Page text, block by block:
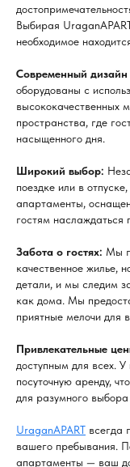
Выбирая
необходимое
Современный
оборудованы с
высококачественных
пространства, где
насыщенного дня.
Широкий выбор:
поездке или в
апартаменты,
гостям наслаждаться
Забота о гостях: Мы
качественное жилье,
детали, и мы следим
как дома. Мы
приятные мелочи для
Привлекательные
доступным для всех.
посуточную аренду,
для разумного
UraganAPART всегда
вашего пребывания.
апартаменты — ваш
© 2023. Все права
КВАРТИРЫ
FAQ
Политика
Договор найма
Разработка сайта